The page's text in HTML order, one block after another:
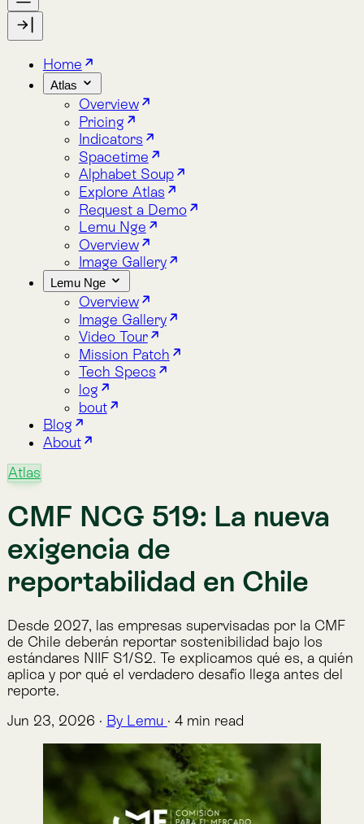
Alphabet Soup
Explore Atlas
Request a Demo
Lemu Nge
Overview
Image Gallery
Lemu Nge
Overview
Image Gallery
Video Tour
Mission Patch
Tech Specs
log
bout
Blog
About
CMF NCG 519: La nueva
exigencia de
reportabilidad en Chile
Desde 2027, las empresas supervisadas por la CMF
de Chile deberán reportar sostenibilidad bajo los
aplica y por qué el verdadero desafío llega antes del
reporte.
Jun 23, 2026 · By Lemu· 4 min read
CMF NCG 519: La nueva exigencia
de reportabilidad en Chile
Si tu organización reporta Memoria Anual Integrada a